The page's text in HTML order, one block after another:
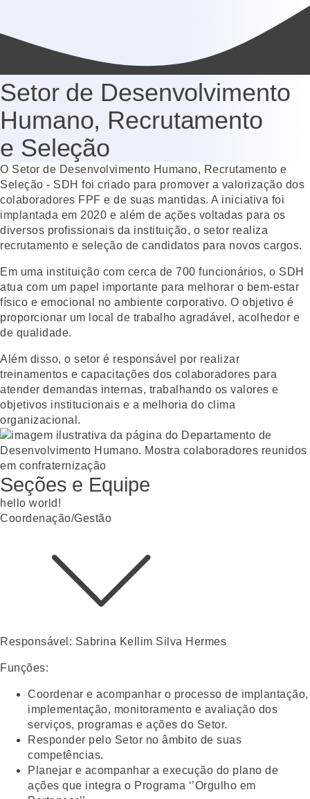
Setor de Desenvolvimento
Humano, Recrutamento
e Seleção
O Setor de Desenvolvimento Humano, Recrutamento e
Seleção - SDH foi criado para promover a valorização dos
colaboradores FPF e de suas mantidas. A iniciativa foi
implantada em 2020 e além de ações voltadas para os
diversos profissionais da instituição, o setor realiza
recrutamento e seleção de candidatos para novos cargos.
Em uma instituição com cerca de 700 funcionários, o SDH
atua com um papel importante para melhorar o bem-estar
físico e emocional no ambiente corporativo. O objetivo é
proporcionar um local de trabalho agradável, acolhedor e
de qualidade.
Além disso, o setor é responsável por realizar
treinamentos e capacitações dos colaboradores para
atender demandas internas, trabalhando os valores e
objetivos institucionais e a melhoria do clima
organizacional.
Seções e Equipe
hello world!
Coordenação/Gestão
Responsável: Sabrina Kellim Silva Hermes
Funções:
Coordenar e acompanhar o processo de implantação,
implementação, monitoramento e avaliação dos
serviços, programas e ações do Setor.
Responder pelo Setor no âmbito de suas
competências.
Planejar e acompanhar a execução do plano de
ações que integra o Programa ‘’Orgulho em